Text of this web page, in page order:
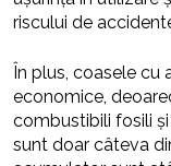
riscului de
În plus, coasele cu
economice,
combustibili fosili
sunt doar câteva